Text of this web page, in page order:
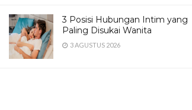
3 Posisi Hubungan Intim yang
Paling Disukai Wanita
3 AGUSTUS 2026